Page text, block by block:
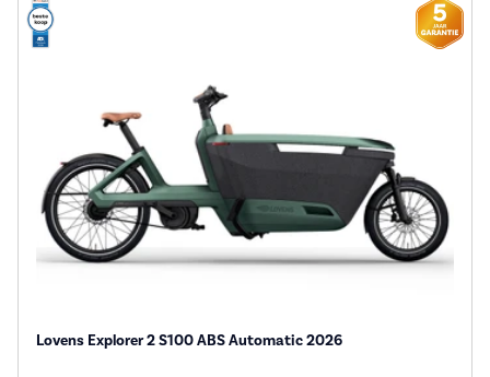
Lovens Explorer 2 S100 ABS Automatic 2026